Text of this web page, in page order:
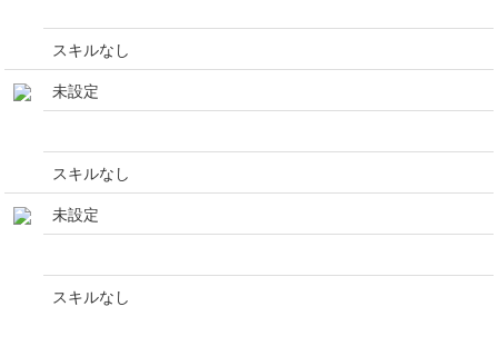
スキルなし
未設定
スキルなし
未設定
スキルなし